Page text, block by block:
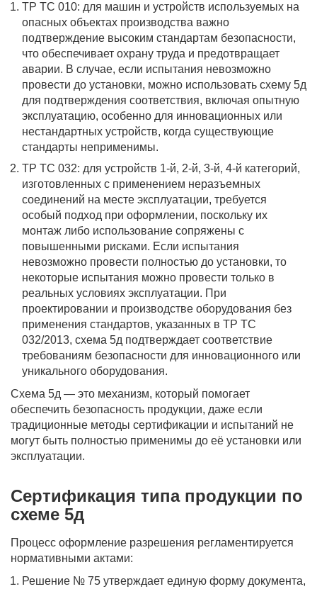
ТР ТС 010: для машин и устройств используемых на
опасных объектах производства важно
подтверждение высоким стандартам безопасности,
что обеспечивает охрану труда и предотвращает
аварии. В случае, если испытания невозможно
провести до установки, можно использовать схему 5д
для подтверждения соответствия, включая опытную
эксплуатацию, особенно для инновационных или
нестандартных устройств, когда существующие
стандарты неприменимы.
ТР ТС 032: для устройств 1-й, 2-й, 3-й, 4-й категорий,
изготовленных с применением неразъемных
соединений на месте эксплуатации, требуется
особый подход при оформлении, поскольку их
монтаж либо использование сопряжены с
повышенными рисками. Если испытания
невозможно провести полностью до установки, то
некоторые испытания можно провести только в
реальных условиях эксплуатации. При
проектировании и производстве оборудования без
применения стандартов, указанных в ТР ТС
032/2013, схема 5д подтверждает соответствие
требованиям безопасности для инновационного или
уникального оборудования.
Схема 5д — это механизм, который помогает
обеспечить безопасность продукции, даже если
традиционные методы сертификации и испытаний не
могут быть полностью применимы до её установки или
эксплуатации.
Сертификация типа продукции по
схеме 5д
Процесс оформление разрешения регламентируется
нормативными актами:
Решение № 75 утверждает единую форму документа,